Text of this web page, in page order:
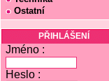
Ostatní
PŘIHLÁŠENÍ
Jméno :
Heslo :